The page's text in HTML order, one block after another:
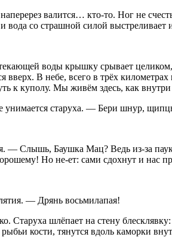
валится… кто-то. Ног не
со страшной силой выстреливает
воды крышку срывает
В небе, всего в трёх
к куполу. Мы живём здесь, как
унимается старуха. — Бери шнур,
Слышь, Баушка Мац? Ведь из-за
Но не-ет: сами сдохнут и нас
— Дрянь восьмилапая!
шлёпает на стену
кости, тянутся вдоль каморки